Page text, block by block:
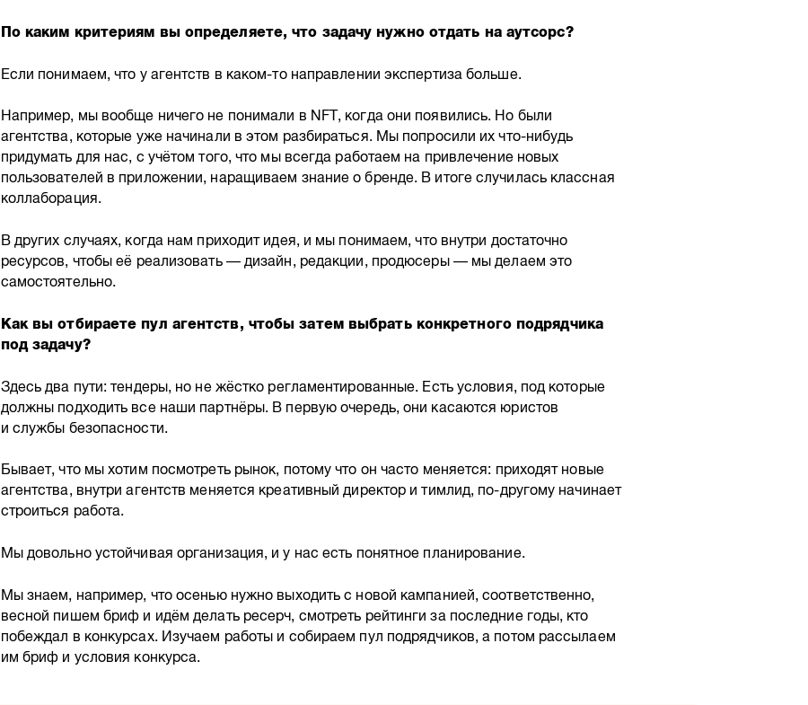
По каким критериям вы определяете, что задачу нужно отдать на аутсорс?
Если понимаем, что у агентств в каком-то направлении экспертиза больше.
Например, мы вообще ничего не понимали в NFT, когда они появились. Но были
агентства, которые уже начинали в этом разбираться. Мы попросили их что-нибудь
придумать для нас, с учётом того, что мы всегда работаем на привлечение новых
пользователей в приложении, наращиваем знание о бренде. В итоге случилась классная
коллаборация.
В других случаях, когда нам приходит идея, и мы понимаем, что внутри достаточно
ресурсов, чтобы её реализовать — дизайн, редакции, продюсеры — мы делаем это
самостоятельно.
Как вы отбираете пул агентств, чтобы затем выбрать конкретного подрядчика
под задачу?
Здесь два пути: тендеры, но не жёстко регламентированные. Есть условия, под которые
должны подходить все наши партнёры. В первую очередь, они касаются юристов
и службы безопасности.
Бывает, что мы хотим посмотреть рынок, потому что он часто меняется: приходят новые
агентства, внутри агентств меняется креативный директор и тимлид, по-другому начинает
строиться работа.
Мы довольно устойчивая организация, и у нас есть понятное планирование.
Мы знаем, например, что осенью нужно выходить с новой кампанией, соответственно,
весной пишем бриф и идём делать ресерч, смотреть рейтинги за последние годы, кто
побеждал в конкурсах. Изучаем работы и собираем пул подрядчиков, а потом рассылаем
им бриф и условия конкурса.